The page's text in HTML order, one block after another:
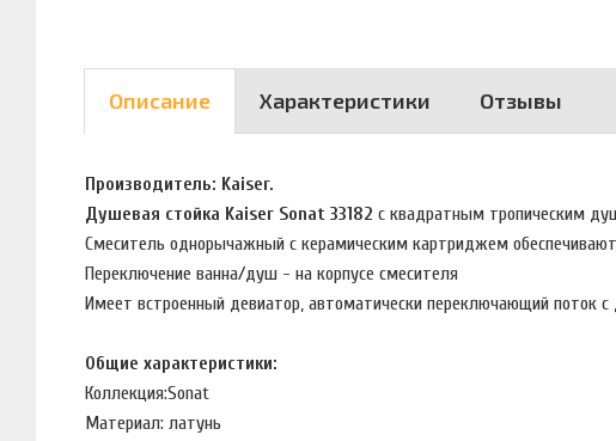
Описание Характеристики Отзывы
Производитель: Kaiser.
Душевая стойка Kaiser Sonat 33182 с квадратным тропическим
Смеситель однорычажный с керамическим картриджем
Переключение ванна/душ - на корпусе смесителя
Имеет встроенный девиатор, автоматически переключающий поток
Общие характеристики:
Коллекция:Sonat
Материал: латунь